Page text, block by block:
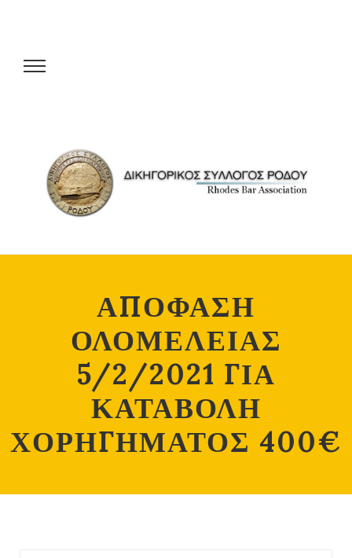
ΑΠΟΦΑΣΗ
ΟΛΟΜΕΛΕΙΑΣ
5/2/2021 ΓΙΑ
ΚΑΤΑΒΟΛΗ
ΧΟΡΗΓΗΜΑΤΟΣ 400€